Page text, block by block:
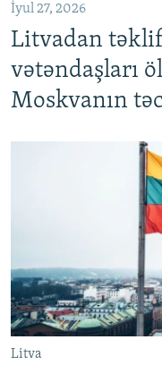
İyul 27, 2026
Litvadan
vətəndaşları
Moskvanın
Litva